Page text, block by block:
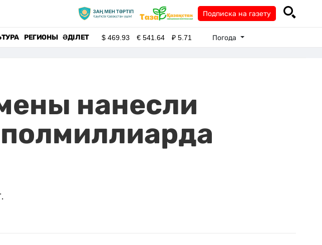
Подписка на газету
РЕГИОНЫ ӘДІЛЕТ $469.93 €541.64 ₽5.71 Погода
нанесли